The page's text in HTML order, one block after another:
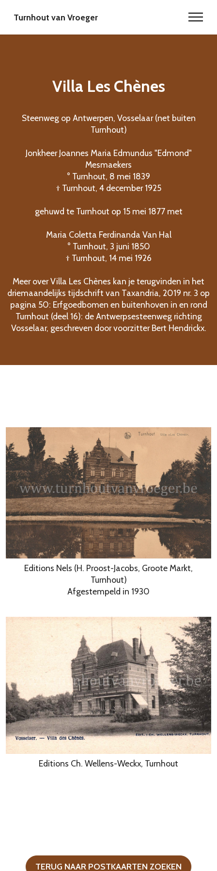
Turnhout van Vroeger
Villa Les Chènes
Steenweg op Antwerpen, Vosselaar (net buiten
Turnhout)
Jonkheer Joannes Maria Edmundus "Edmond"
Mesmaekers
° Turnhout, 8 mei 1839
† Turnhout, 4 december 1925
gehuwd te Turnhout op 15 mei 1877 met
Maria Coletta Ferdinanda Van Hal
° Turnhout, 3 juni 1850
† Turnhout, 14 mei 1926
Meer over Villa Les Chènes kan je terugvinden in het
driemaandelijks tijdschrift van Taxandria, 2019 nr. 3 op
pagina 50: Erfgoedbomen en buitenhoven in en rond
Turnhout (deel 16): de Antwerpsesteenweg richting
Vosselaar, geschreven door voorzitter Bert Hendrickx.
Editions Nels (H. Proost-Jacobs, Groote Markt,
Turnhout)
Afgestempeld in 1930
Editions Ch. Wellens-Weckx, Turnhout
TERUG NAAR POSTKAARTEN ZOEKEN